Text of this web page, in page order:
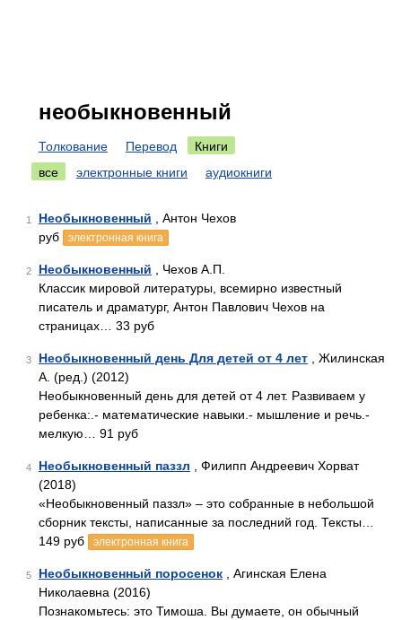
необыкновенный
Толкование Перевод
Книги
все
электронные книги аудиокниги
1 Необыкновенный , Антон Чехов
руб
электронная книга
2 Необыкновенный , Чехов А.П.
Классик мировой литературы, всемирно известный
писатель и драматург, Антон Павлович Чехов на
страницах… 33 руб
3 Необыкновенный день Для детей от 4 лет , Жилинская
А. (ред.) (2012)
Необыкновенный день для детей от 4 лет. Развиваем у
ребенка:.- математические навыки.- мышление и речь.-
мелкую… 91 руб
4 Необыкновенный паззл , Филипп Андреевич Хорват
(2018)
«Необыкновенный паззл» – это собранные в небольшой
сборник тексты, написанные за последний год. Тексты…
149 руб
электронная книга
5 Необыкновенный поросенок , Агинская Елена
Николаевна (2016)
Познакомьтесь: это Тимоша. Вы думаете, он обычный